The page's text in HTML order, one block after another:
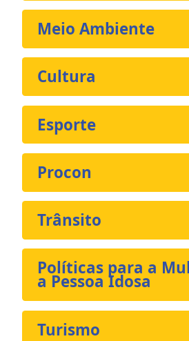
Meio Ambiente
Cultura
Esporte
Procon
Trânsito
Políticas para a
a Pessoa Idosa
Turismo